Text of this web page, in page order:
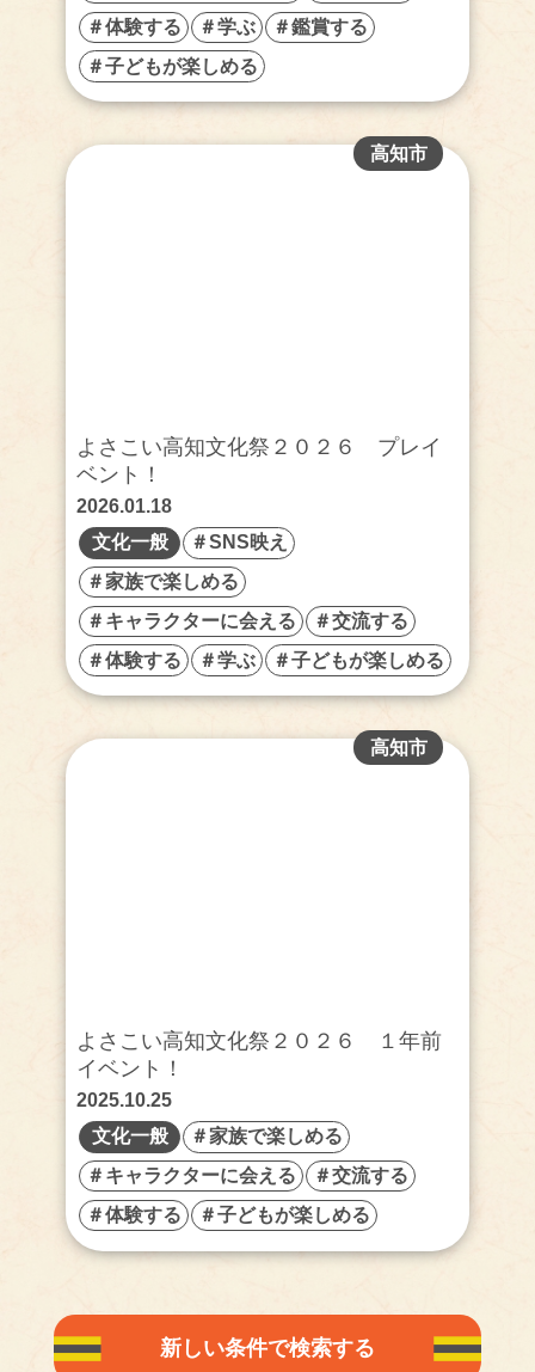
＃体験する
＃学ぶ
＃鑑賞する
＃子どもが楽しめる
よさこい高知文化祭２０２６ プレイ
ベント！
高知市
2026.01.18
文化一般
＃SNS映え
＃家族で楽しめる
＃キャラクターに会える
＃交流する
＃体験する
＃学ぶ ＃子どもが楽しめる
よさこい高知文化祭２０２６ １年前
イベント！
高知市
2025.10.25
文化一般
＃家族で楽しめる
＃キャラクターに会える
＃交流する
＃体験する
＃子どもが楽しめる
新しい条件で検索する